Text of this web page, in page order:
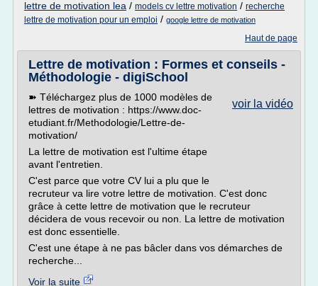
lettre de motivation lea / models cv lettre motivation / recherche
lettre de motivation pour un emploi / google lettre de motivation
Haut de page
Lettre de motivation : Formes et conseils -
Méthodologie - digiSchool
voir la vidéo
➽ Téléchargez plus de 1000 modèles de
lettres de motivation : https://www.doc-
etudiant.fr/Methodologie/Lettre-de-
motivation/
La lettre de motivation est l'ultime étape
avant l'entretien.
C'est parce que votre CV lui a plu que le
recruteur va lire votre lettre de motivation. C'est donc
grâce à cette lettre de motivation que le recruteur
décidera de vous recevoir ou non. La lettre de motivation
est donc essentielle.
C'est une étape à ne pas bâcler dans vos démarches de
recherche...
Voir la suite